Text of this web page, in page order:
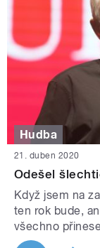
Hudba
21. duben 2020
Odešel
Když jsem na
ten rok bude,
všechno